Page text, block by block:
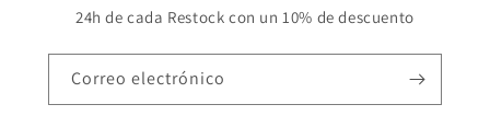
24h de cada Restock con un 10% de descuento
Correo electrónico